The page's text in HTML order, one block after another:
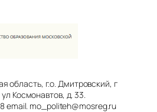
область, г.о. Дмитровский, г
Космонавтов, д. 33.
email. mo_politeh@mosreg.ru